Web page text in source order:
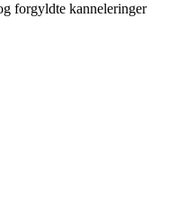
forgyldte kanneleringer